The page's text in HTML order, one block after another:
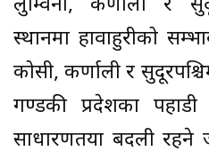
लुम्विनी, कर्णाली र
स्थानमा हावाहुरीको
कोसी, कर्णाली र
गण्डकी प्रदेशका
साधारणतया बदली